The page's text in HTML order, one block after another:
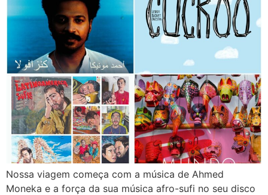
Nossa viagem começa com a música de Ahmed
Moneka e a força da sua música afro-sufi no seu disco